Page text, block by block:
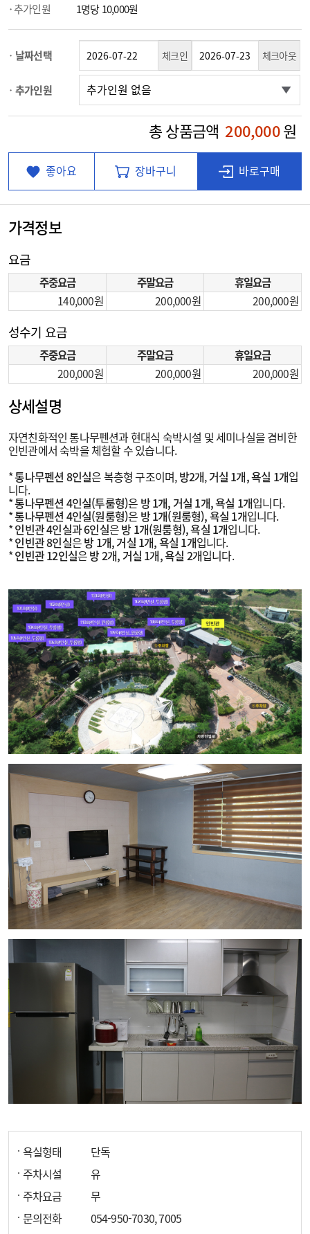
추가인원
1명당 10,000원
날짜선택 체크인 체크아웃
추가인원
총 상품금액 200,000원
좋아요 장바구니 바로구매
가격정보
요금
주중요금 주말요금
휴일요금
140,000
200,000 200,000
성수기 요금
주중요금 주말요금
휴일요금
200,000
200,000 200,000
상세설명
자연친화적인 통나무펜션과 현대식 숙박시설 및 세미나실을 겸비한
인빈관에서 숙박을 체험할 수 있습니다.
*통나무펜션 8인실은 복층형 구조이며,방2개,거실 1개, 욕실 1개입
니다.
*통나무펜션 4인실(투룸형)은 방 1개, 거실 1개, 욕실 1개입니다.
*통나무펜션 4인실(원룸형)은 방 1개(원룸형), 욕실 1개입니다.
*인빈관 4인실과 6인실은방 1개(원룸형), 욕실 1개입니다.
*인빈관 8인실은방 1개, 거실 1개, 욕실 1개입니다.
*인빈관 12인실은방 2개, 거실 1개, 욕실 2개입니다.
욕실형태
단독
주차시설
유
주차요금
무
문의전화
054-950-7030, 7005